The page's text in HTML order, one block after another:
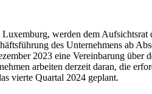
werden dem Aufsichtsrat
des Unternehmens ab
2023 eine Vereinbarung über
arbeiten derzeit daran, die
vierte Quartal 2024 geplant.